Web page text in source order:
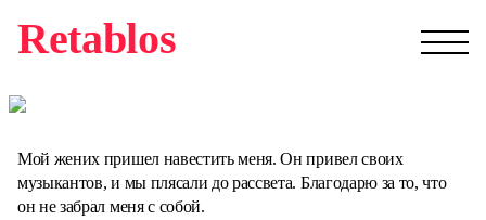
Retablos
Мой жених пришел навестить меня. Он привел своих
музыкантов, и мы плясали до рассвета. Благодарю за то, что
он не забрал меня с собой.